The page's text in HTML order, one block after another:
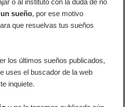
o al instituto con la duda de no
sueño, por ese motivo
que resuelvas tus sueños
los últimos sueños publicados,
uses el buscador de la web
inquiete.